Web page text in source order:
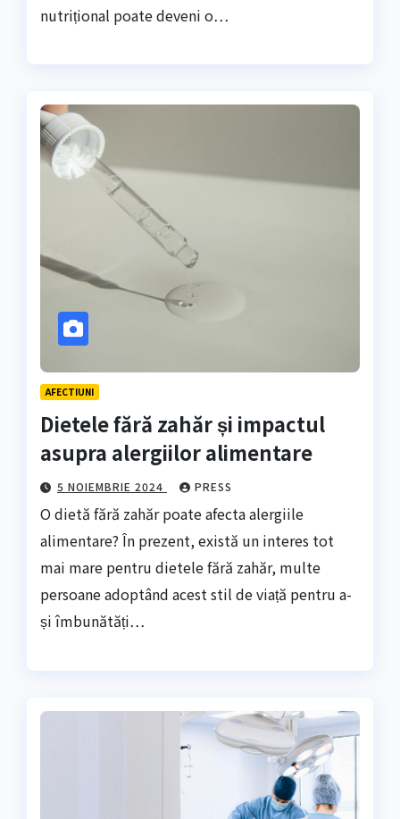
nutrițional poate deveni o…
AFECTIUNI
Dietele fără zahăr și impactul
asupra alergiilor alimentare
5 NOIEMBRIE 2024 PRESS
O dietă fără zahăr poate afecta alergiile
alimentare? În prezent, există un interes tot
mai mare pentru dietele fără zahăr, multe
persoane adoptând acest stil de viață pentru a-
și îmbunătăți…